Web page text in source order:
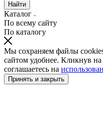
Найти
Каталог
По всему сайту
По каталогу
Мы сохраняем файлы
сайтом удобнее. Кликнув
соглашаетесь на
Принять и закрыть